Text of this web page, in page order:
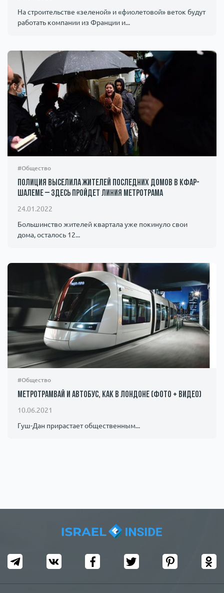
На строительстве «зеленой» и «фиолетовой» веток будут
работать компании из Франции и...
#Общество
Полиция выселила жителей последних домов в Кфар-
Шалеме – здесь пройдет линия метротрама
24.01.2022
Большинство жителей квартала уже покинуло свои
дома, осталось 12...
#Общество
Метротрамвай и автобус, как в Лондоне (фото + видео)
10.06.2021
Гуш-Дан прирастает общественным...